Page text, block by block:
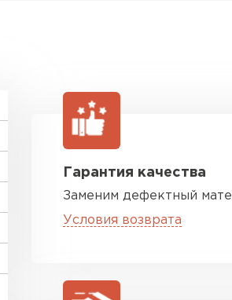
Гарантия качества
Заменим дефектный
Условия возврата